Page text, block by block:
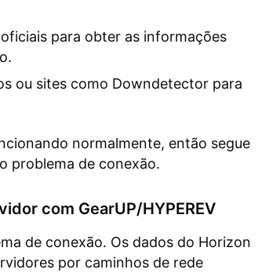
para obter as informações
ou sites como Downdetector para
normalmente, então segue
problema de conexão.
com GearUP/HYPEREV
de conexão. Os dados do Horizon
por caminhos de rede